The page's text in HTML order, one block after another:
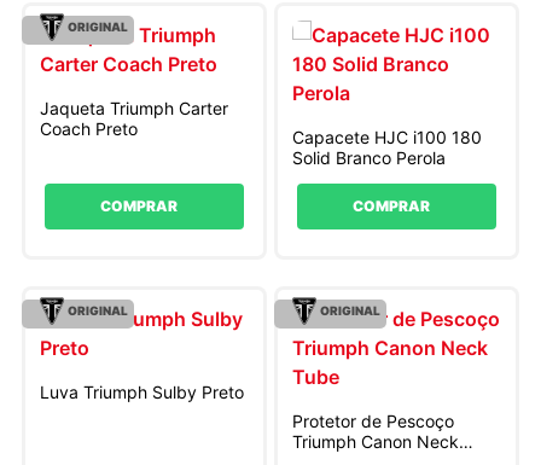
ORIGINAL
Jaqueta Triumph Carter
Coach Preto
COMPRAR
Capacete HJC i100 180
Solid Branco Perola
COMPRAR
ORIGINAL
Luva Triumph Sulby Preto
ORIGINAL
Protetor de Pescoço
Triumph Canon Neck